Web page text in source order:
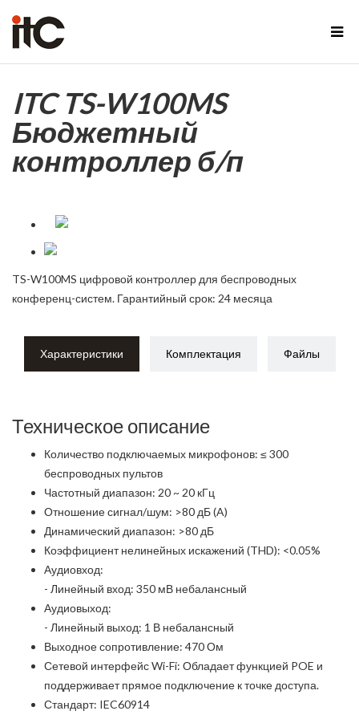
ITC TS-W100MS
Бюджетный
контроллер б/п
TS-W100MS цифровой контроллер для беспроводных
конференц-систем. Гарантийный срок: 24 месяца
Характеристики Комплектация Файлы
Техническое описание
Количество подключаемых микрофонов: ≤ 300
беспроводных пультов
Частотный диапазон: 20 ~ 20 кГц
Отношение сигнал/шум: >80 дБ (A)
Динамический диапазон: >80 дБ
Коэффициент нелинейных искажений (THD): <0.05%
Аудиовход:
- Линейный вход: 350 мВ небалансный
Аудиовыход:
- Линейный выход: 1 В небалансный
Выходное сопротивление: 470 Ом
Сетевой интерфейс Wi-Fi: Обладает функцией POE и
поддерживает прямое подключение к точке доступа.
Стандарт: IEC60914